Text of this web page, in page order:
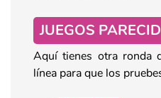
JUEGOS
Aquí tienes otra ronda
línea para que los